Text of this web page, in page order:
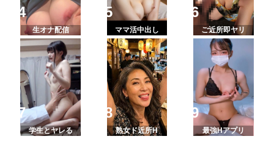
生オナ配信 ママ活中出し ご近所即ヤリ
学生とヤレる 熟女ド近所H 最強Hアプリ